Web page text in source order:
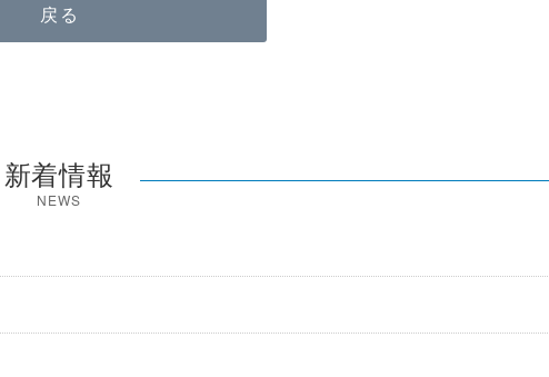
戻る
新着情報
NEWS